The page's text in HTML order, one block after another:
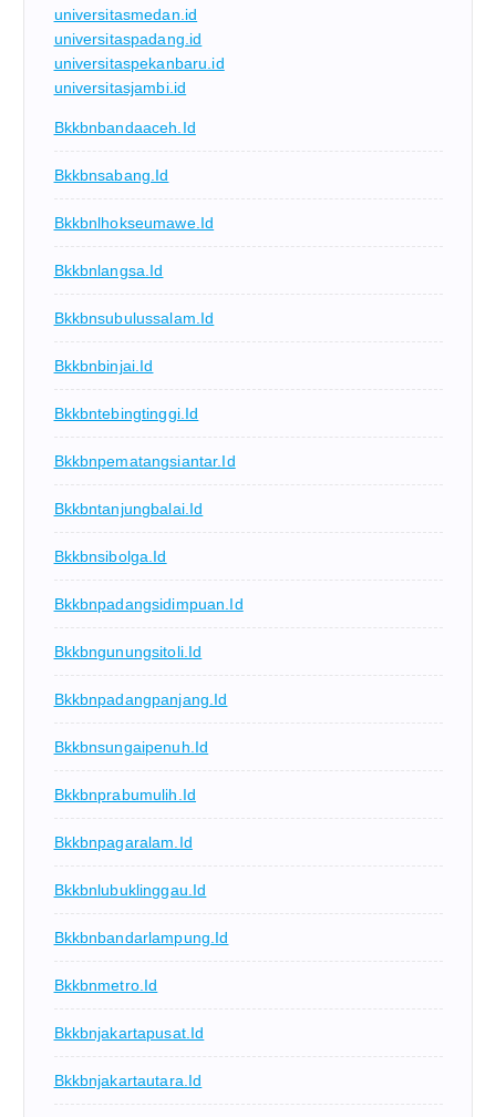
universitasmedan.id
universitaspadang.id
universitaspekanbaru.id
universitasjambi.id
Bkkbnbandaaceh.id
Bkkbnsabang.id
Bkkbnlhokseumawe.id
Bkkbnlangsa.id
Bkkbnsubulussalam.id
Bkkbnbinjai.id
Bkkbntebingtinggi.id
Bkkbnpematangsiantar.id
Bkkbntanjungbalai.id
Bkkbnsibolga.id
Bkkbnpadangsidimpuan.id
Bkkbngunungsitoli.id
Bkkbnpadangpanjang.id
Bkkbnsungaipenuh.id
Bkkbnprabumulih.id
Bkkbnpagaralam.id
Bkkbnlubuklinggau.id
Bkkbnbandarlampung.id
Bkkbnmetro.id
Bkkbnjakartapusat.id
Bkkbnjakartautara.id